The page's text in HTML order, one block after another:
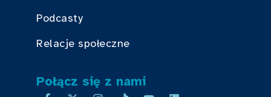
Podcasty
Relacje społeczne
Połącz się z nami